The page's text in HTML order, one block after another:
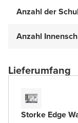
Anzahl der
Anzahl
Lieferumfang
Storke Edge